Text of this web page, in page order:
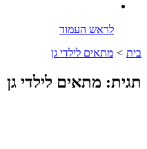
לראש העמוד
בית > מתאים לילדי גן
תגית: מתאים לילדי גן